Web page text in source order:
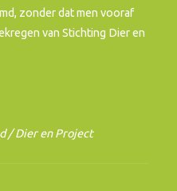
zonder dat men vooraf
van Stichting Dier en
/ Dier en Project